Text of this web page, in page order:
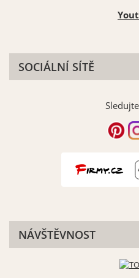
SOCIÁLNÍ SÍTĚ
NÁVŠTĚVNOST